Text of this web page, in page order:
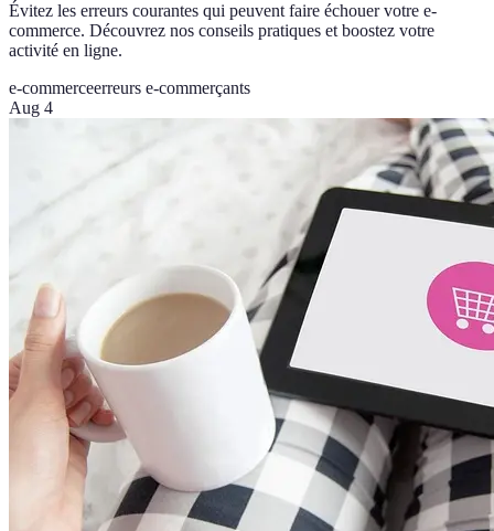
Évitez les erreurs courantes qui peuvent faire échouer votre e-
commerce. Découvrez nos conseils pratiques et boostez votre
activité en ligne.
e-commerceerreurs e-commerçants
Aug 4